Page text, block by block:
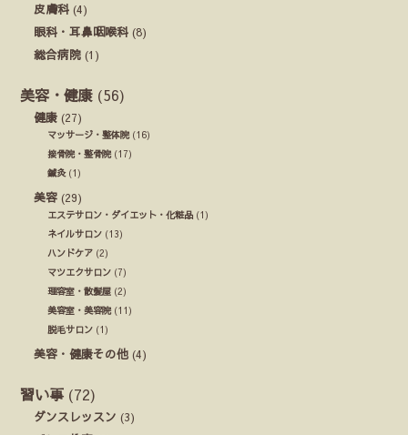
皮膚科 (4)
眼科・耳鼻咽喉科 (8)
総合病院 (1)
美容・健康 (56)
健康 (27)
マッサージ・整体院(16)
接骨院・整骨院(17)
鍼灸(1)
美容 (29)
エステサロン・ダイエット・化粧品 (1)
ネイルサロン (13)
ハンドケア (2)
マツエクサロン (7)
理容室・散髪屋 (2)
美容室・美容院(11)
脱毛サロン (1)
美容・健康その他 (4)
習い事 (72)
ダンスレッスン (3)